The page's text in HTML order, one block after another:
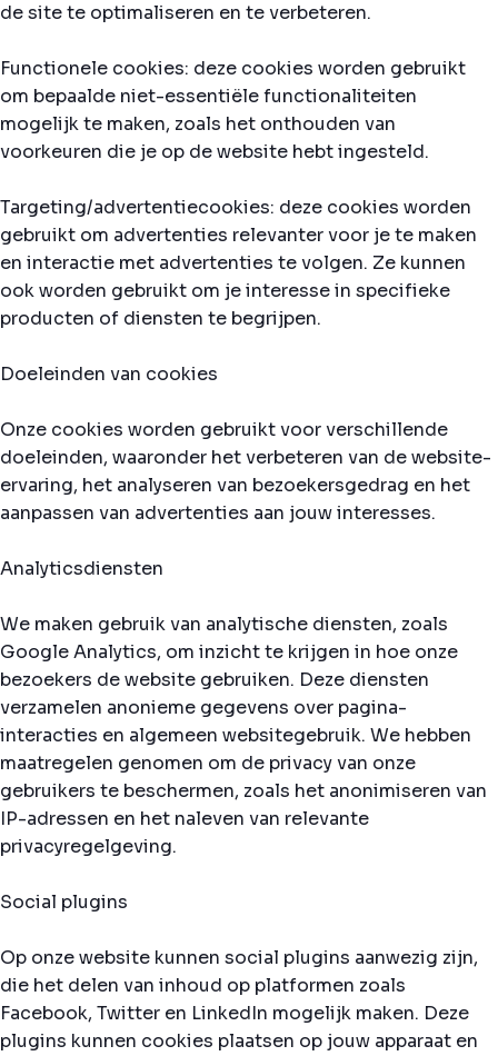
de site te optimaliseren en te verbeteren.
Functionele cookies: deze cookies worden gebruikt
om bepaalde niet-essentiële functionaliteiten
mogelijk te maken, zoals het onthouden van
voorkeuren die je op de website hebt ingesteld.
Targeting/advertentiecookies: deze cookies worden
gebruikt om advertenties relevanter voor je te maken
en interactie met advertenties te volgen. Ze kunnen
ook worden gebruikt om je interesse in specifieke
producten of diensten te begrijpen.
Doeleinden van cookies
Onze cookies worden gebruikt voor verschillende
doeleinden, waaronder het verbeteren van de website-
ervaring, het analyseren van bezoekersgedrag en het
aanpassen van advertenties aan jouw interesses.
Analyticsdiensten
We maken gebruik van analytische diensten, zoals
Google Analytics, om inzicht te krijgen in hoe onze
bezoekers de website gebruiken. Deze diensten
verzamelen anonieme gegevens over pagina-
interacties en algemeen websitegebruik. We hebben
maatregelen genomen om de privacy van onze
gebruikers te beschermen, zoals het anonimiseren van
IP-adressen en het naleven van relevante
privacyregelgeving.
Social plugins
Op onze website kunnen social plugins aanwezig zijn,
die het delen van inhoud op platformen zoals
Facebook, Twitter en LinkedIn mogelijk maken. Deze
plugins kunnen cookies plaatsen op jouw apparaat en